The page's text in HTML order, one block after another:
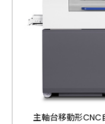
主軸台移動形